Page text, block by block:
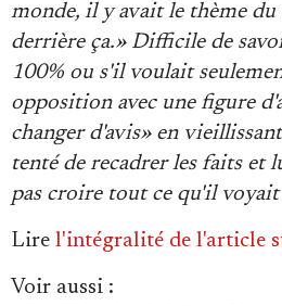
monde, il y avait le thème
derrière ça.» Difficile de
100% ou s'il voulait
opposition avec une figure
changer d'avis» en
tenté de recadrer les faits et
pas croire tout ce qu'il
Lire l'intégralité de l'article
Voir aussi :